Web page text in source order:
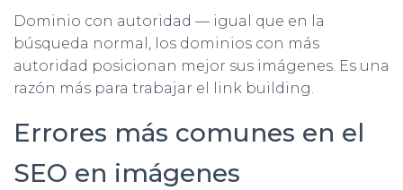
Dominio con autoridad — igual que en la
búsqueda normal, los dominios con más
autoridad posicionan mejor sus imágenes. Es una
razón más para trabajar el link building.
Errores más comunes en el
SEO en imágenes